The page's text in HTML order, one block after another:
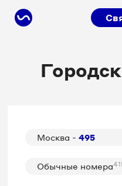
Москва - 495
Обычные номера